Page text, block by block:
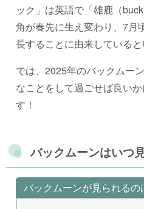
ック」は英語で「雄鹿（
角が春先に生え変わり、7月
長することに由来していると
では、2025年のバックムー
なことをして過ごせば良い
す！
バックムーンはいつ
バックムーンが見られる